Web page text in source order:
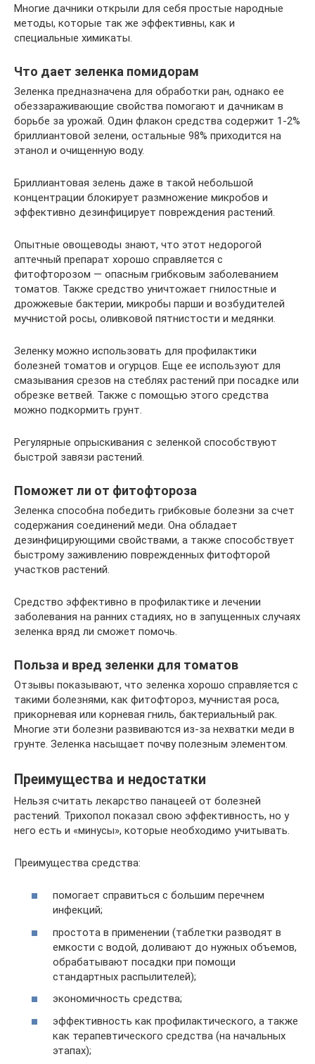
Многие дачники открыли для себя простые народные
методы, которые так же эффективны, как и
специальные химикаты.
Что дает зеленка помидорам
Зеленка предназначена для обработки ран, однако ее
обеззараживающие свойства помогают и дачникам в
борьбе за урожай. Один флакон средства содержит 1-2%
бриллиантовой зелени, остальные 98% приходится на
этанол и очищенную воду.
Бриллиантовая зелень даже в такой небольшой
концентрации блокирует размножение микробов и
эффективно дезинфицирует повреждения растений.
Опытные овощеводы знают, что этот недорогой
аптечный препарат хорошо справляется с
фитофторозом — опасным грибковым заболеванием
томатов. Также средство уничтожает гнилостные и
дрожжевые бактерии, микробы парши и возбудителей
мучнистой росы, оливковой пятнистости и медянки.
Зеленку можно использовать для профилактики
болезней томатов и огурцов. Еще ее используют для
смазывания срезов на стеблях растений при посадке или
обрезке ветвей. Также с помощью этого средства
можно подкормить грунт.
Регулярные опрыскивания с зеленкой способствуют
быстрой завязи растений.
Поможет ли от фитофтороза
Зеленка способна победить грибковые болезни за счет
содержания соединений меди. Она обладает
дезинфицирующими свойствами, а также способствует
быстрому заживлению поврежденных фитофторой
участков растений.
Средство эффективно в профилактике и лечении
заболевания на ранних стадиях, но в запущенных случаях
зеленка вряд ли сможет помочь.
Польза и вред зеленки для томатов
Отзывы показывают, что зеленка хорошо справляется с
такими болезнями, как фитофтороз, мучнистая роса,
прикорневая или корневая гниль, бактериальный рак.
Многие эти болезни развиваются из-за нехватки меди в
грунте. Зеленка насыщает почву полезным элементом.
Преимущества и недостатки
Нельзя считать лекарство панацеей от болезней
растений. Трихопол показал свою эффективность, но у
него есть и «минусы», которые необходимо учитывать.
Преимущества средства:
помогает справиться с большим перечнем
инфекций;
простота в применении (таблетки разводят в
емкости с водой, доливают до нужных объемов,
обрабатывают посадки при помощи
стандартных распылителей);
экономичность средства;
эффективность как профилактического, а также
как терапевтического средства (на начальных
этапах);